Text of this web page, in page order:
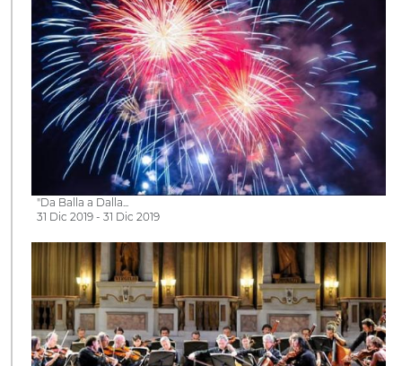
"Da Balla a Dalla...
31 Dic 2019 - 31 Dic 2019